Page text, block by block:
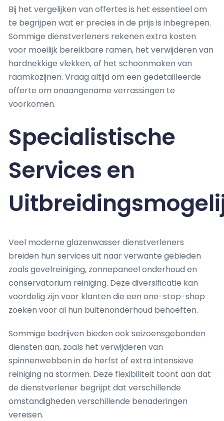
Bij het vergelijken van offertes is het essentieel om
te begrijpen wat er precies in de prijs is inbegrepen.
Sommige dienstverleners rekenen extra kosten
voor moeilijk bereikbare ramen, het verwijderen van
hardnekkige vlekken, of het schoonmaken van
raamkozijnen. Vraag altijd om een gedetailleerde
offerte om onaangename verrassingen te
voorkomen.
Specialistische
Services en
Veel moderne glazenwasser dienstverleners
breiden hun services uit naar verwante gebieden
zoals gevelreiniging, zonnepaneel onderhoud en
conservatorium reiniging. Deze diversificatie kan
voordelig zijn voor klanten die een one-stop-shop
zoeken voor al hun buitenonderhoud behoeften.
Sommige bedrijven bieden ook seizoensgebonden
diensten aan, zoals het verwijderen van
spinnenwebben in de herfst of extra intensieve
reiniging na stormen. Deze flexibiliteit toont aan dat
de dienstverlener begrijpt dat verschillende
omstandigheden verschillende benaderingen
vereisen.